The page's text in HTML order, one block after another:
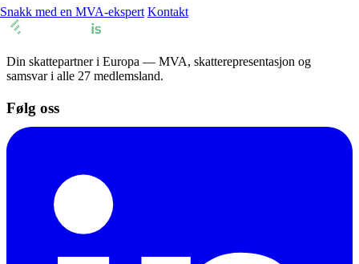
Snakk med en MVA-ekspert Kontakt
Din skattepartner i Europa — MVA, skatterepresentasjon og
samsvar i alle 27 medlemsland.
Følg oss